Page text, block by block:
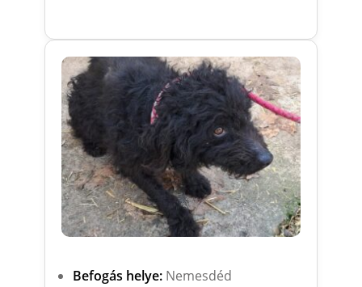
Befogás helye:Nemesdéd